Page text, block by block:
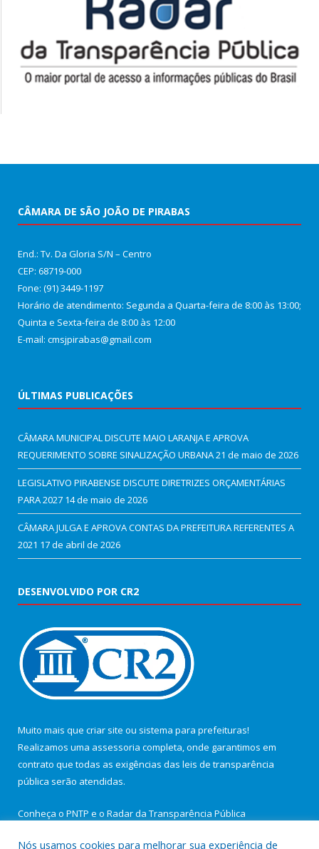
CÂMARA DE SÃO JOÃO DE PIRABAS
End.: Tv. Da Gloria S/N – Centro
CEP: 68719-000
Fone: (91) 3449-1197
Horário de atendimento: Segunda a Quarta-feira de 8:00 às 13:00;
Quinta e Sexta-feira de 8:00 às 12:00
E-mail: cmsjpirabas@gmail.com
ÚLTIMAS PUBLICAÇÕES
CÂMARA MUNICIPAL DISCUTE MAIO LARANJA E APROVA
REQUERIMENTO SOBRE SINALIZAÇÃO URBANA21 de maio de 2026
LEGISLATIVO PIRABENSE DISCUTE DIRETRIZES ORÇAMENTÁRIAS
PARA 2027 14 de maio de 2026
CÂMARA JULGA E APROVA CONTAS DA PREFEITURA REFERENTES A
2021 17 de abril de 2026
DESENVOLVIDO POR CR2
Muito mais que criar site ou sistema para prefeituras!
Realizamos uma assessoria completa, onde garantimos em
contrato que todas as exigências das leis de transparência
pública serão atendidas.
Conheça o PNTP e o Radar da Transparência Pública
Nós usamos cookies para melhorar sua experiência de